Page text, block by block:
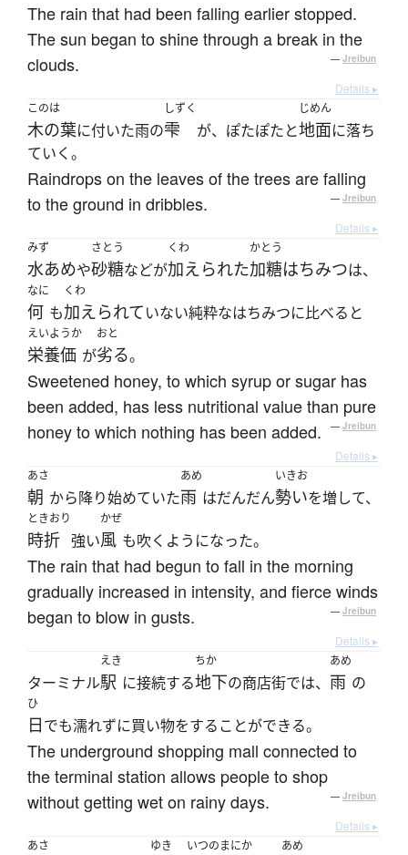
The rain that had been falling earlier stopped.
The sun began to shine through a break in the
clouds.
— Jreibun
Details ▸
このは
木の葉に付いた雨の
しずく
雫 が、ぽたぽたと
じめん
地面に落ち
ていく。
Raindrops on the leaves of the trees are falling
to the ground in dribbles.
— Jreibun
Details ▸
みず
水あめや
さとう
砂糖などが
くわ
加えられた
かとう
加糖はちみつは、
なに
何 も
くわ
加えられていない純粋なはちみつに比べると
えいようか
栄養価 が
おと
劣る。
Sweetened honey, to which syrup or sugar has
been added, has less nutritional value than pure
honey to which nothing has been added.
— Jreibun
Details ▸
あさ
朝 から降り始めていた
あめ
雨 はだんだん
いきお
勢いを増して、
ときおり
時折 強い
かぜ
風 も吹くようになった。
The rain that had begun to fall in the morning
gradually increased in intensity, and fierce winds
began to blow in gusts.
— Jreibun
Details ▸
ターミナル
えき
駅 に接続する
ちか
地下の商店街では、
あめ
雨 の
ひ
日でも濡れずに買い物をすることができる。
The underground shopping mall connected to
the terminal station allows people to shop
without getting wet on rainy days.
— Jreibun
Details ▸
あさ
ゆき いつのまにか あめ